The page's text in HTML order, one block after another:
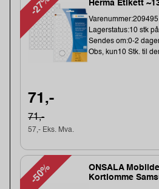
-27% Herma Etikett
Lagerstatus:10 stk
Sendes om:0-2
Obs, kun10 Stk. til
71,-
71,-
57,- Eks. Mva.
-50%
ONSALA
Kortlomme